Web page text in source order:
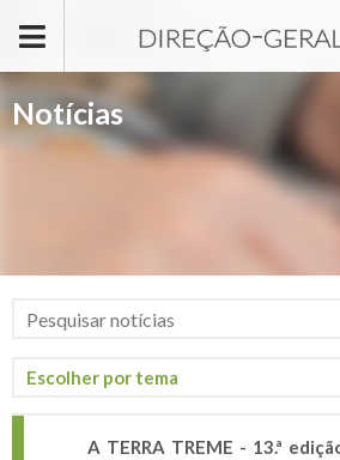
Notícias
A TERRA TREME - 13.ª